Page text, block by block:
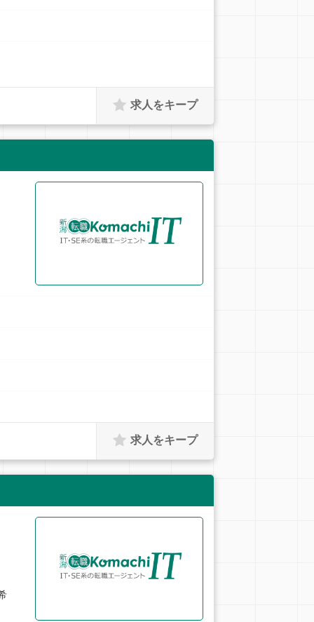
求人をキープ
求人をキープ